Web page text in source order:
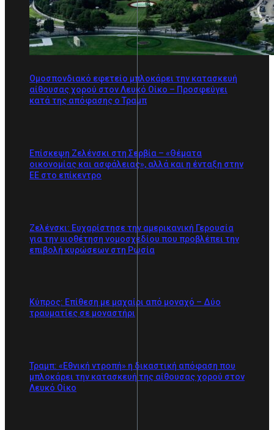
Ομοσπονδιακό εφετείο μπλοκάρει την κατασκευή
αίθουσας χορού στον Λευκό Οίκο – Προσφεύγει
κατά της απόφασης ο Τραμπ
Επίσκεψη Ζελένσκι στη Σερβία – «Θέματα
οικονομίας και ασφάλειας», αλλά και η ένταξη στην
ΕΕ στο επίκεντρο
Ζελένσκι: Ευχαρίστησε την αμερικανική Γερουσία
για την υιοθέτηση νομοσχεδίου που προβλέπει την
επιβολή κυρώσεων στη Ρωσία
Κύπρος: Επίθεση με μαχαίρι από μοναχό – Δύο
τραυματίες σε μοναστήρι
Τραμπ: «Εθνική ντροπή» η δικαστική απόφαση που
μπλοκάρει την κατασκευή της αίθουσας χορού στον
Λευκό Οίκο